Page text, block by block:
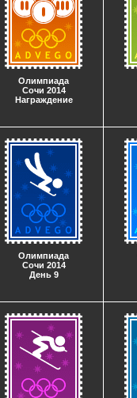
Олимпиада
Сочи 2014
Награждение
Олимпиада
Сочи 2014
День 9